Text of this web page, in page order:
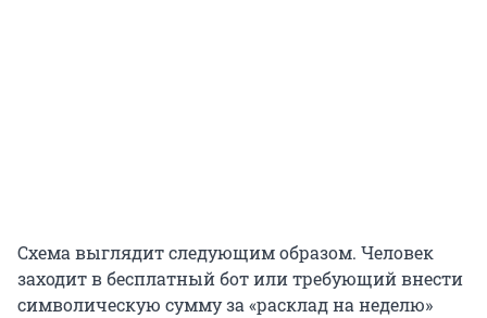
Схема выглядит следующим образом. Человек
заходит в бесплатный бот или требующий внести
символическую сумму за «расклад на неделю»